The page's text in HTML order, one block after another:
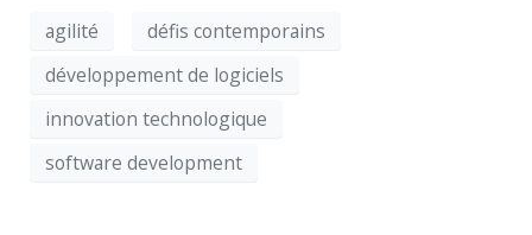
agilité
défis contemporains
développement de logiciels
innovation technologique
software development